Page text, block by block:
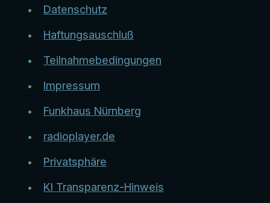
Datenschutz
Haftungsauschluß
Teilnahmebedingungen
Impressum
Funkhaus Nürnberg
radioplayer.de
Privatsphäre
KI Transparenz-Hinweis